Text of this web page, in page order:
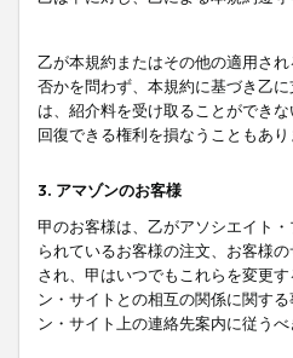
乙が本規約またはその他の適用さ
否かを問わず、本規約に基づき乙
は、紹介料を受け取ることができ
回復できる権利を損なうこともあり
3. アマゾンのお客様
甲のお客様は、乙がアソシエイト
られているお客様の注文、お客様
され、甲はいつでもこれらを変更
ン・サイトとの相互の関係に関す
ン・サイト上の連絡先案内に従う